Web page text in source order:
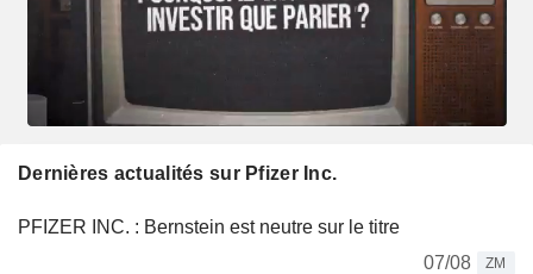
Dernières actualités sur Pfizer Inc.
PFIZER INC. : Bernstein est neutre sur le titre
07/08
ZM